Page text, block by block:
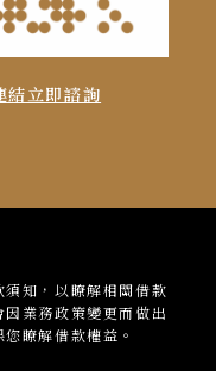
立即諮詢
知，以瞭解相關借款
業務政策變更而做出
瞭解借款權益。